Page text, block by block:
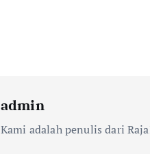
admin
Kami adalah penulis dari